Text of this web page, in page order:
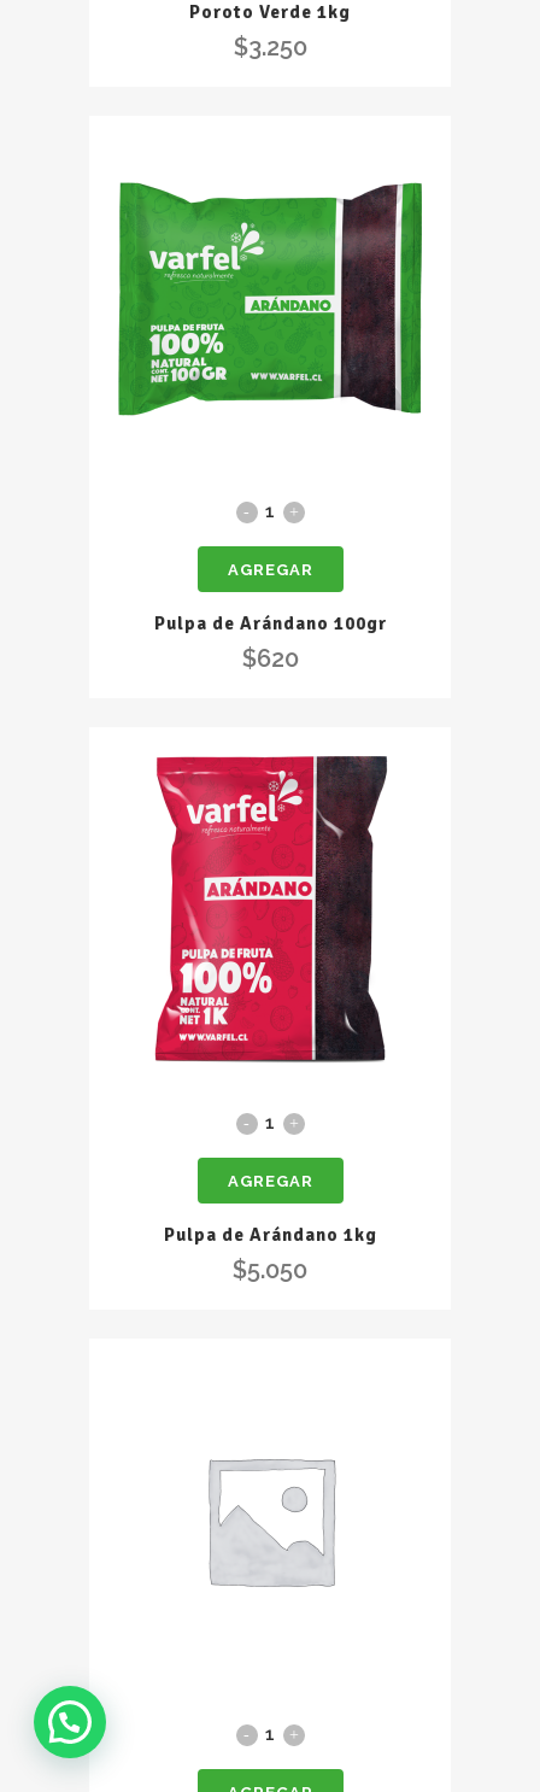
Poroto Verde 1kg
$3.250
Pulpa
Arándano
quantity
AGREGAR
Pulpa de Arándano 100gr
$620
Pulpa
Arándano
quantity
AGREGAR
Pulpa de Arándano 1kg
$5.050
Pulpa